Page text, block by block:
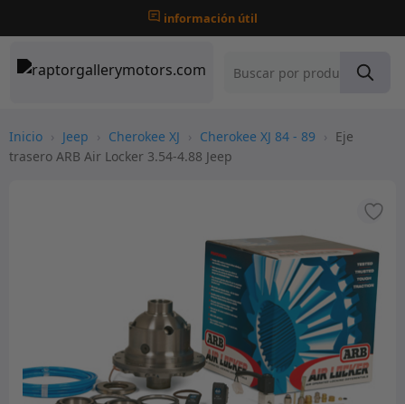
información útil
Inicio › Jeep › Cherokee XJ › Cherokee XJ 84 - 89 › Eje
trasero ARB Air Locker 3.54-4.88 Jeep